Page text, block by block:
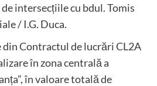
intersecțiile cu bdul. Tomis
/ I.G. Duca.
Contractul de lucrări CL2A
în zona centrală a
în valoare totală de